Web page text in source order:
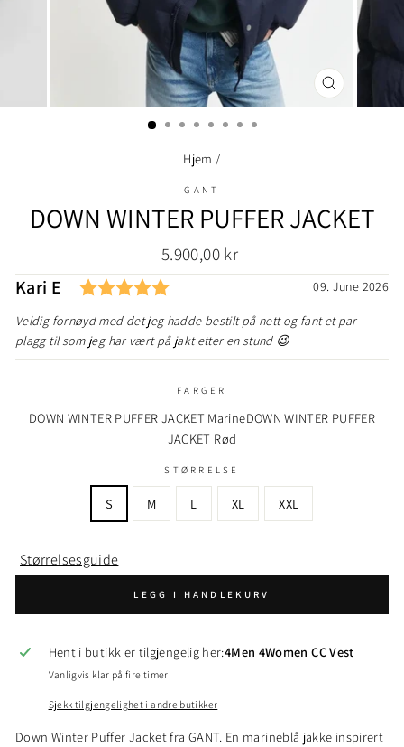
Hjem /
GANT
DOWN WINTER PUFFER JACKET
Ordinær
pris
5.900,00 kr
Forfatter:
Kari E Karakter: 5.0 av 5 mulige
Dato:
09. June 2026
Tekst:
Veldig fornøyd med det jeg hadde bestilt på nett og fant et par
plagg til som jeg har vært på jakt etter en stund 😉
FARGER
DOWN WINTER PUFFER JACKET MarineDOWN WINTER PUFFER
JACKET Rød
STØRRELSE
S M L XL XXL
Størrelsesguide
LEGG I HANDLEKURV
Hent i butikk er tilgjengelig her:4Men 4Women CC Vest
Vanligvis klar på fire timer
Sjekk tilgjengelighet i andre butikker
Down Winter Puffer Jacket fra GANT. En marineblå jakke inspirert
LUKK
(ESC)